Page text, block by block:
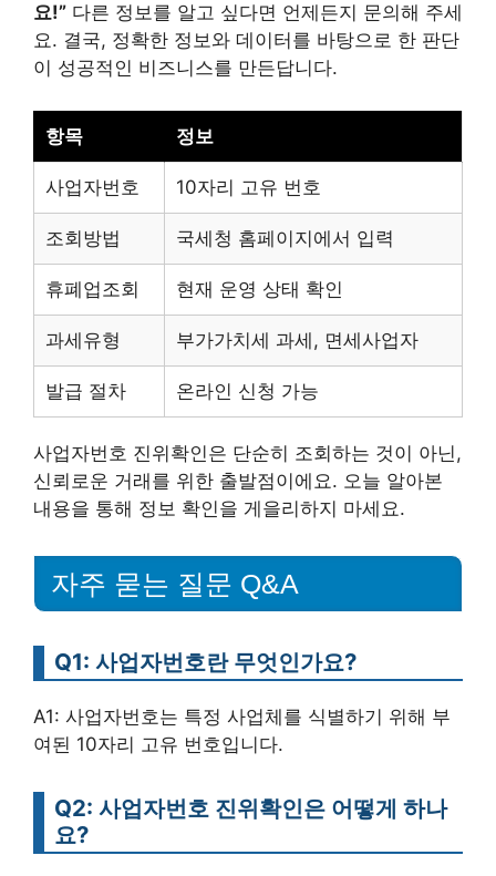
요!” 다른 정보를 알고 싶다면 언제든지 문의해 주세
요. 결국, 정확한 정보와 데이터를 바탕으로 한 판단
이 성공적인 비즈니스를 만든답니다.
항목 정보
사업자번호 10자리 고유 번호
조회방법 국세청 홈페이지에서 입력
휴폐업조회 현재 운영 상태 확인
과세유형 부가가치세 과세, 면세사업자
발급 절차 온라인 신청 가능
사업자번호 진위확인은 단순히 조회하는 것이 아닌,
신뢰로운 거래를 위한 출발점이에요. 오늘 알아본
내용을 통해 정보 확인을 게을리하지 마세요.
자주 묻는 질문 Q&A
Q1: 사업자번호란 무엇인가요?
A1: 사업자번호는 특정 사업체를 식별하기 위해 부
여된 10자리 고유 번호입니다.
Q2: 사업자번호 진위확인은 어떻게 하나
요?